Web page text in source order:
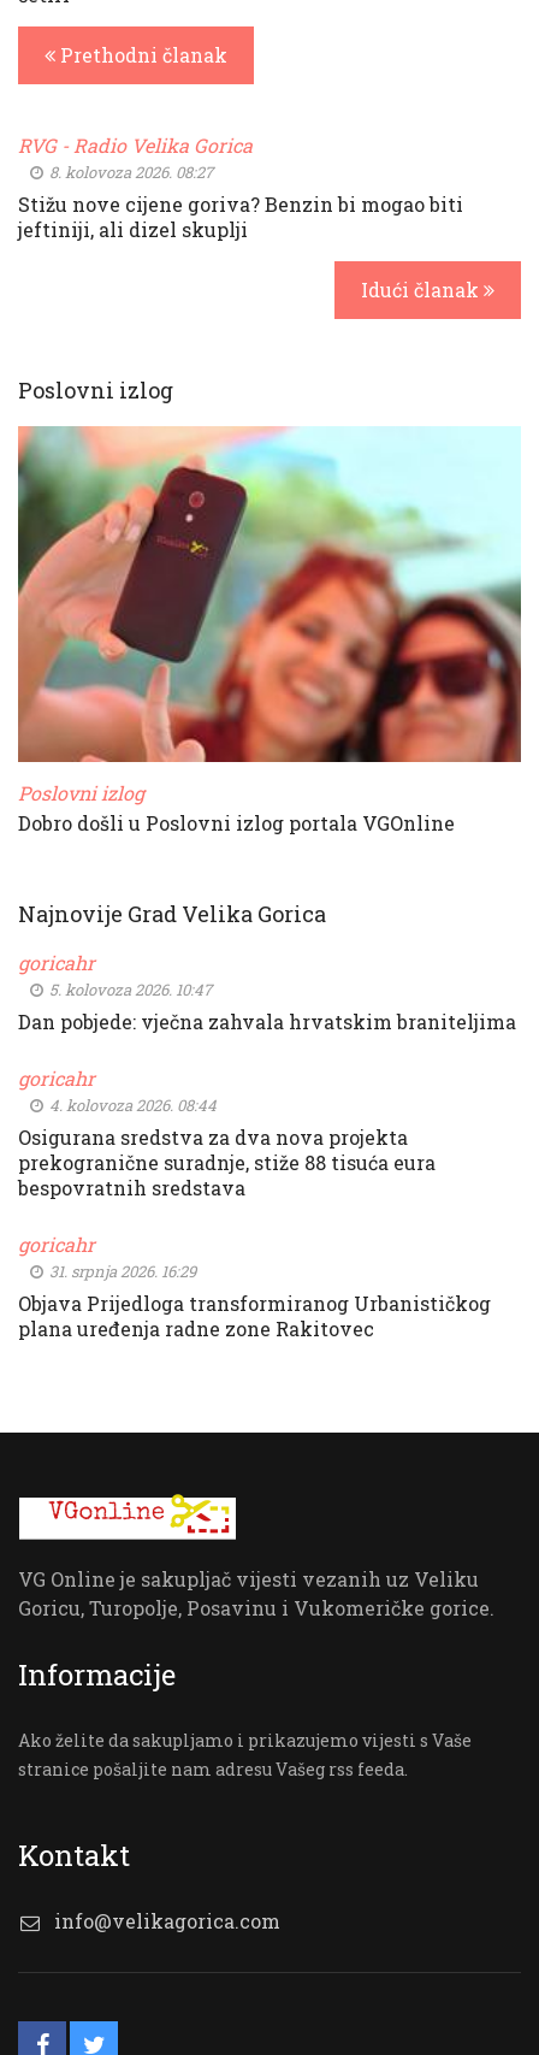
Prethodni članak
RVG - Radio Velika Gorica
8. kolovoza 2026. 08:27
Stižu nove cijene goriva? Benzin bi mogao biti
jeftiniji, ali dizel skuplji
Idući članak
Poslovni izlog
Poslovni izlog
Dobro došli u Poslovni izlog portala VGOnline
Najnovije Grad Velika Gorica
goricahr
5. kolovoza 2026. 10:47
Dan pobjede: vječna zahvala hrvatskim braniteljima
goricahr
4. kolovoza 2026. 08:44
Osigurana sredstva za dva nova projekta
prekogranične suradnje, stiže 88 tisuća eura
bespovratnih sredstava
goricahr
31. srpnja 2026. 16:29
Objava Prijedloga transformiranog Urbanističkog
plana uređenja radne zone Rakitovec
VG Online je sakupljač vijesti vezanih uz Veliku
Goricu, Turopolje, Posavinu i Vukomeričke gorice.
Informacije
Ako želite da sakupljamo i prikazujemo vijesti s Vaše
stranice pošaljite nam adresu Vašeg rss feeda.
Kontakt
info@velikagorica.com